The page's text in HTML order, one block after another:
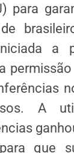
para
a
A
que